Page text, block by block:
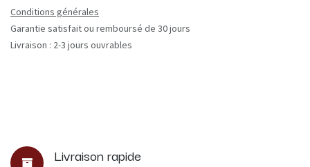
Conditions générales
Garantie satisfait ou remboursé de 30 jours
Livraison : 2-3 jours ouvrables
Livraison rapide